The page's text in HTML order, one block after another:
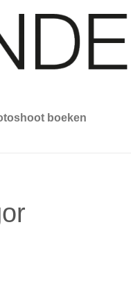
boeken